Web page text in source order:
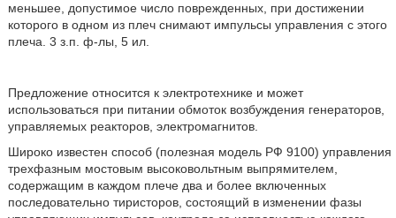
меньшее, допустимое число поврежденных, при достижении
которого в одном из плеч снимают импульсы управления с этого
плеча. 3 з.п. ф-лы, 5 ил.
Предложение относится к электротехнике и может
использоваться при питании обмоток возбуждения генераторов,
управляемых реакторов, электромагнитов.
Широко известен способ (полезная модель РФ 9100) управления
трехфазным мостовым высоковольтным выпрямителем,
содержащим в каждом плече два и более включенных
последовательно тиристоров, состоящий в изменении фазы